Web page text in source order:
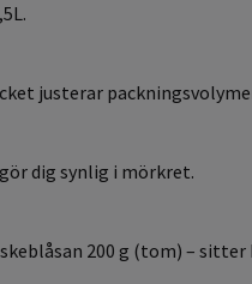
justerar
dig synlig i mörkret.
200 g (tom) –